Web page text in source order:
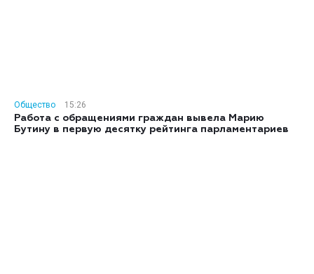
Общество
15:26
Работа с обращениями граждан вывела Марию
Бутину в первую десятку рейтинга парламентариев